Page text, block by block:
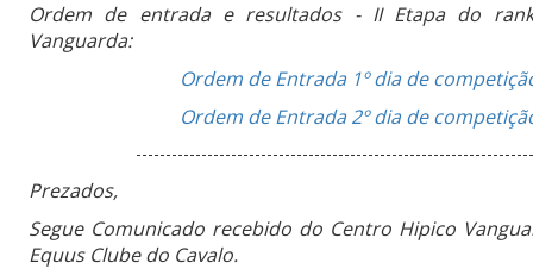
Ordem de entrada e resultados - II Etapa do
Vanguarda:
Ordem de Entrada 1º dia de
Ordem de Entrada 2º dia de
Prezados,
Segue Comunicado recebido do Centro Hipico
Equus Clube do Cavalo.